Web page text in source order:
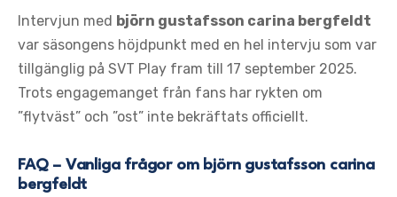
Intervjun med björn gustafsson carina bergfeldt
var säsongens höjdpunkt med en hel intervju som var
tillgänglig på SVT Play fram till 17 september 2025.
Trots engagemanget från fans har rykten om
”flytväst” och ”ost” inte bekräftats officiellt.
FAQ – Vanliga frågor om björn gustafsson carina
bergfeldt